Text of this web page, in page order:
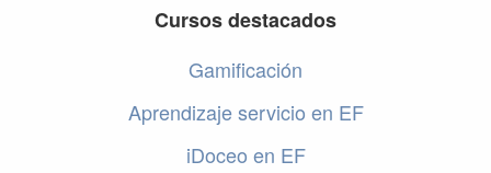
Cursos destacados
Gamificación
Aprendizaje servicio en EF
iDoceo en EF